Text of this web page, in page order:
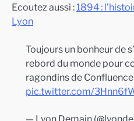
Ecoutez aussi : 1894 :
Lyon
Toujours un bonheur de
rebord du monde pour
ragondins de
pic.twitter.com/